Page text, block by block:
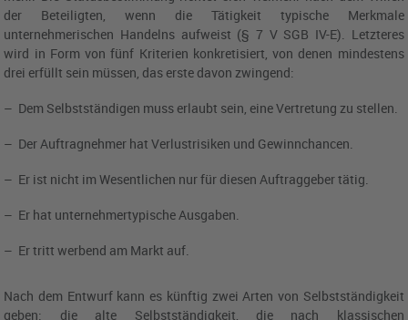
der Beteiligten, wenn die Tätigkeit typische Merkmale
unternehmerischen Handelns aufweist (§ 7 V SGB IV-E). Letzteres
wird in Form von fünf Kriterien konkretisiert, von denen mindestens
drei erfüllt sein müssen, das erste davon zwingend:
– Dem Selbstständigen muss erlaubt sein, eine Vertretung zu stellen.
– Der Auftragnehmer hat Verlustrisiken und Gewinnchancen.
– Er ist nicht im Wesentlichen nur für diesen Auftraggeber tätig.
– Er hat unternehmertypische Ausgaben.
– Er tritt werbend am Markt auf.
Nach dem Entwurf kann es künftig zwei Arten von Selbstständigkeit
geben: die alte Selbstständigkeit, die nach klassischen